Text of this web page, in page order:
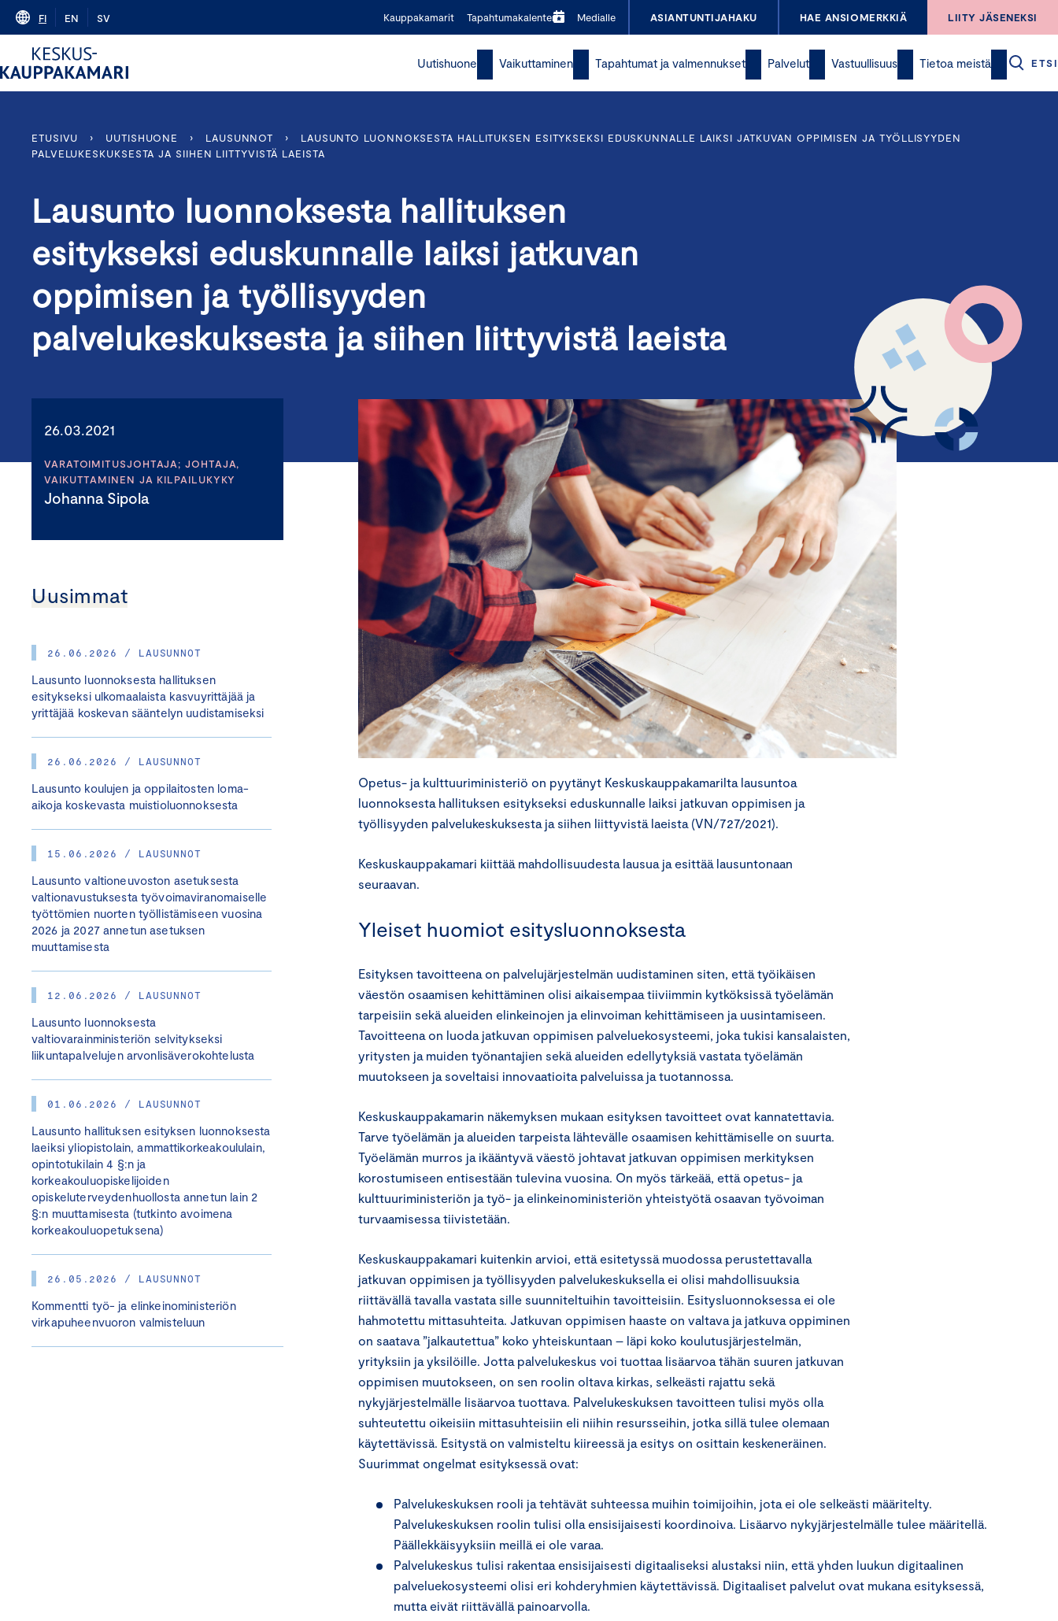
Skip
content
FI EN SV Kauppakamarit Tapahtumakalenteri Medialle ASIANTUNTIJAHAKU HAE ANSIOMERKKIÄ LIITY JÄSENEKSI
Uutishuone Vaikuttaminen Tapahtumat ja valmennukset Palvelut Vastuullisuus Tietoa meistä ETSI
ETUSIVU › UUTISHUONE › LAUSUNNOT ›
LAUSUNTO LUONNOKSESTA HALLITUKSEN ESITYKSEKSI EDUSKUNNALLE LAIKSI JATKUVAN OPPIMISEN JA TYÖLLISYYDEN
PALVELUKESKUKSESTA JA SIIHEN LIITTYVISTÄ LAEISTA
Lausunto luonnoksesta hallituksen
esitykseksi eduskunnalle laiksi jatkuvan
oppimisen ja työllisyyden
palvelukeskuksesta ja siihen liittyvistä laeista
26.03.2021
VARATOIMITUSJOHTAJA; JOHTAJA,
VAIKUTTAMINEN JA KILPAILUKYKY
Johanna Sipola
Uusimmat
26.06.2026 / LAUSUNNOT
Lausunto luonnoksesta hallituksen
esitykseksi ulkomaalaista kasvuyrittäjää ja
yrittäjää koskevan sääntelyn uudistamiseksi
26.06.2026 / LAUSUNNOT
Lausunto koulujen ja oppilaitosten loma-
aikoja koskevasta muistioluonnoksesta
15.06.2026 / LAUSUNNOT
Lausunto valtioneuvoston asetuksesta
valtionavustuksesta työvoimaviranomaiselle
työttömien nuorten työllistämiseen vuosina
2026 ja 2027 annetun asetuksen
muuttamisesta
12.06.2026 / LAUSUNNOT
Lausunto luonnoksesta
valtiovarainministeriön selvitykseksi
liikuntapalvelujen arvonlisäverokohtelusta
01.06.2026 / LAUSUNNOT
Lausunto hallituksen esityksen luonnoksesta
laeiksi yliopistolain, ammattikorkeakoululain,
opintotukilain 4 §:n ja
korkeakouluopiskelijoiden
opiskeluterveydenhuollosta annetun lain 2
§:n muuttamisesta (tutkinto avoimena
korkeakouluopetuksena)
26.05.2026 / LAUSUNNOT
Kommentti työ- ja elinkeinoministeriön
virkapuheenvuoron valmisteluun
Opetus- ja kulttuuriministeriö on pyytänyt Keskuskauppakamarilta lausuntoa
luonnoksesta hallituksen esitykseksi eduskunnalle laiksi jatkuvan oppimisen ja
työllisyyden palvelukeskuksesta ja siihen liittyvistä laeista (VN/727/2021).
Keskuskauppakamari kiittää mahdollisuudesta lausua ja esittää lausuntonaan
seuraavan.
Yleiset huomiot esitysluonnoksesta
Esityksen tavoitteena on palvelujärjestelmän uudistaminen siten, että työikäisen
väestön osaamisen kehittäminen olisi aikaisempaa tiiviimmin kytköksissä työelämän
tarpeisiin sekä alueiden elinkeinojen ja elinvoiman kehittämiseen ja uusintamiseen.
Tavoitteena on luoda jatkuvan oppimisen palveluekosysteemi, joka tukisi kansalaisten,
yritysten ja muiden työnantajien sekä alueiden edellytyksiä vastata työelämän
muutokseen ja soveltaisi innovaatioita palveluissa ja tuotannossa.
Keskuskauppakamarin näkemyksen mukaan esityksen tavoitteet ovat kannatettavia.
Tarve työelämän ja alueiden tarpeista lähtevälle osaamisen kehittämiselle on suurta.
Työelämän murros ja ikääntyvä väestö johtavat jatkuvan oppimisen merkityksen
korostumiseen entisestään tulevina vuosina. On myös tärkeää, että opetus- ja
kulttuuriministeriön ja työ- ja elinkeinoministeriön yhteistyötä osaavan työvoiman
turvaamisessa tiivistetään.
Keskuskauppakamari kuitenkin arvioi, että esitetyssä muodossa perustettavalla
jatkuvan oppimisen ja työllisyyden palvelukeskuksella ei olisi mahdollisuuksia
riittävällä tavalla vastata sille suunniteltuihin tavoitteisiin. Esitysluonnoksessa ei ole
hahmotettu mittasuhteita. Jatkuvan oppimisen haaste on valtava ja jatkuva oppiminen
on saatava ”jalkautettua” koko yhteiskuntaan – läpi koko koulutusjärjestelmän,
yrityksiin ja yksilöille. Jotta palvelukeskus voi tuottaa lisäarvoa tähän suuren jatkuvan
oppimisen muutokseen, on sen roolin oltava kirkas, selkeästi rajattu sekä
nykyjärjestelmälle lisäarvoa tuottava. Palvelukeskuksen tavoitteen tulisi myös olla
suhteutettu oikeisiin mittasuhteisiin eli niihin resursseihin, jotka sillä tulee olemaan
käytettävissä. Esitystä on valmisteltu kiireessä ja esitys on osittain keskeneräinen.
Suurimmat ongelmat esityksessä ovat:
Palvelukeskuksen rooli ja tehtävät suhteessa muihin toimijoihin, jota ei ole selkeästi määritelty.
Palvelukeskuksen roolin tulisi olla ensisijaisesti koordinoiva. Lisäarvo nykyjärjestelmälle tulee määritellä.
Päällekkäisyyksiin meillä ei ole varaa.
Palvelukeskus tulisi rakentaa ensisijaisesti digitaaliseksi alustaksi niin, että yhden luukun digitaalinen
palveluekosysteemi olisi eri kohderyhmien käytettävissä. Digitaaliset palvelut ovat mukana esityksessä,
mutta eivät riittävällä painoarvolla.